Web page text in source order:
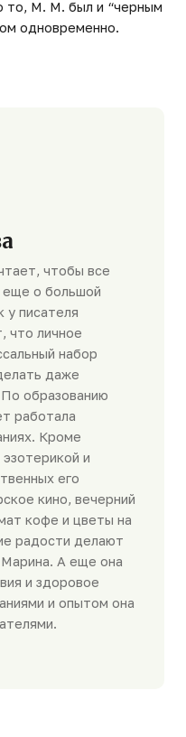
то, М. М. был и “черным
одновременно.
чтобы все
еще о большой
у писателя
что личное
набор
даже
образованию
работала
Кроме
и
его
кино, вечерний
кофе и цветы на
радости делают
Марина. А еще она
и здоровое
и опытом она